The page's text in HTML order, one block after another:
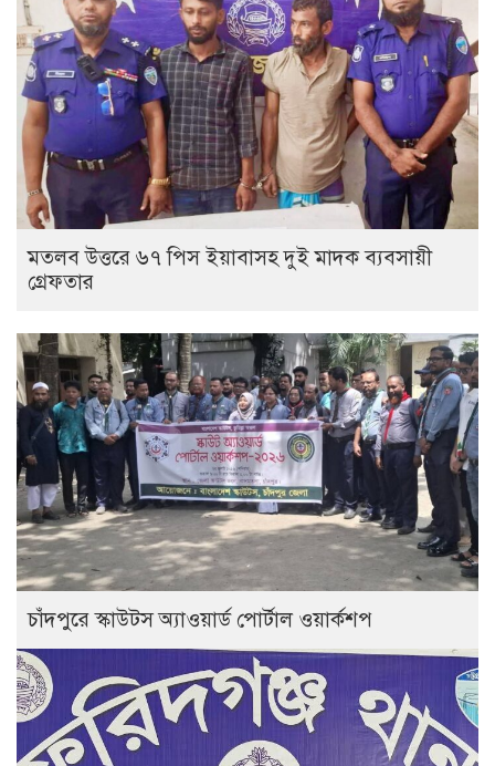
মতলব উত্তরে ৬৭ পিস ইয়াবাসহ দুই মাদক ব্যবসায়ী
গ্রেফতার
চাঁদপুরে স্কাউটস অ্যাওয়ার্ড পোর্টাল ওয়ার্কশপ